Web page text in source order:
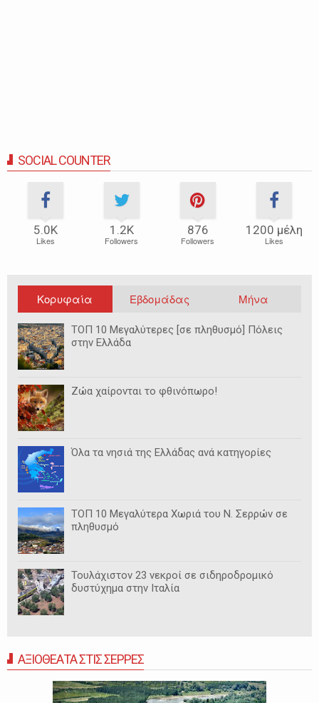
SOCIAL COUNTER
5.0Κ
Likes
1.2Κ
Followers
876
Followers
1200 μέλη
Likes
Κορυφαία Εβδομάδας Μήνα
ΤΟΠ 10 Μεγαλύτερες [σε πληθυσμό] Πόλεις
στην Ελλάδα
Ζώα χαίρονται το φθινόπωρο!
Όλα τα νησιά της Ελλάδας ανά κατηγορίες
ΤΟΠ 10 Μεγαλύτερα Χωριά του Ν. Σερρών σε
πληθυσμό
Τουλάχιστον 23 νεκροί σε σιδηροδρομικό
δυστύχημα στην Ιταλία
ΑΞΙΟΘΕΑΤΑ ΣΤΙΣ ΣΕΡΡΕΣ